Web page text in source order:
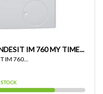
IM 760 MY TIME...
IM 760...